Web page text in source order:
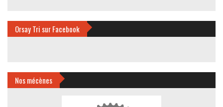
Orsay Tri sur Facebook
Nos mécènes